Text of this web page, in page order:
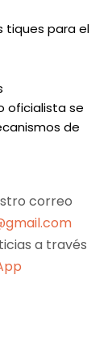
tiques para el
oficialista se
de
correo
a través